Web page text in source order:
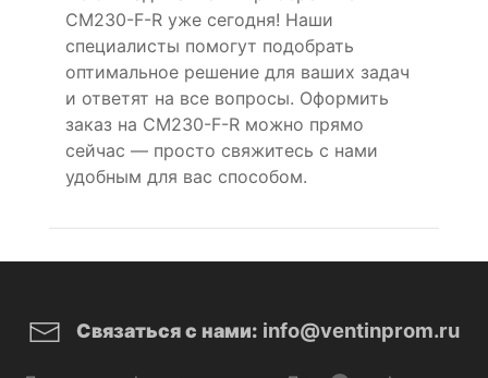
CM230-F-R уже сегодня! Наши
специалисты помогут подобрать
оптимальное решение для ваших задач
и ответят на все вопросы. Оформить
заказ на CM230-F-R можно прямо
сейчас — просто свяжитесь с нами
удобным для вас способом.
Связаться с нами: info@ventinprom.ru